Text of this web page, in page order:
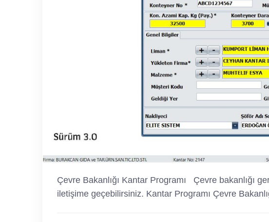
Çevre Bakanlığı Kantar Programı Çevre bakanlığı
iletişime geçebilirsiniz. Kantar Programı Çevre